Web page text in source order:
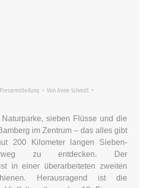
Pressemitteilung Von Anne Schmitt
Naturparke, sieben Flüsse und die
im Zentrum – das alles gibt
200 Kilometer langen Sieben-
zu entdecken. Der
in einer überarbeiteten zweiten
Herausragend ist die